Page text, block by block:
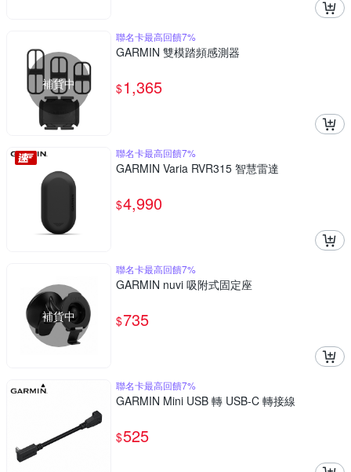
補貨中
聯名卡最高回饋7%
GARMIN 雙模踏頻感測器
$1,365
聯名卡最高回饋7%
GARMIN Varia RVR315 智慧雷達
$4,990
補貨中
聯名卡最高回饋7%
GARMIN nuvi 吸附式固定座
$735
聯名卡最高回饋7%
GARMIN Mini USB 轉 USB-C 轉接線
$525